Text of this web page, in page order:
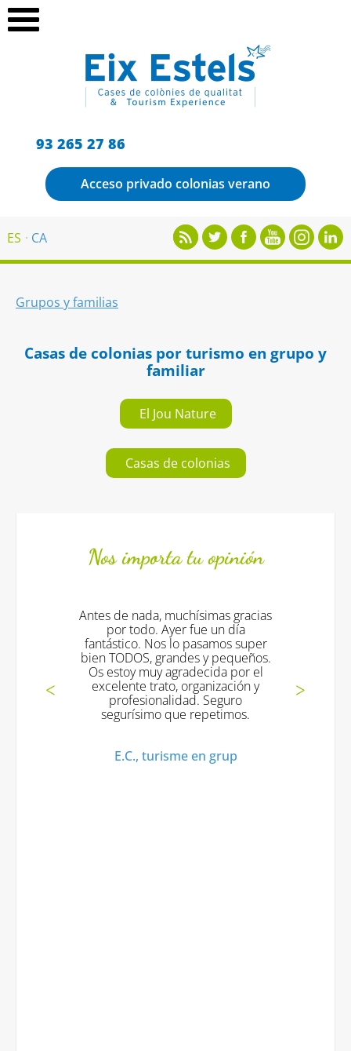
93 265 27 86
Acceso privado colonias verano
ES CA
Grupos y familias
Casas de colonias por turismo en grupo y
familiar
El Jou Nature
Casas de colonias
Nos importa tu opinión
gracias
lo pasamos super
y pequeños.
agradecida por el
organización y
Seguro
Todo fantástico !!!! los
excelentes !! y
muchas gracias !!
Mª Jesus V., Turisme